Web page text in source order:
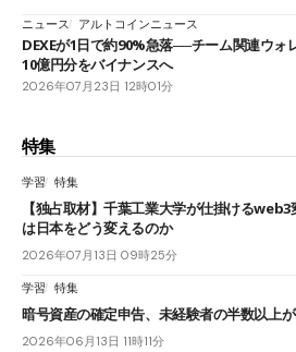
ニュース アルトコインニュース
DEXEが1日で約90%急落──チーム関連ウォ
10億円分をバイナンスへ
2026年07月23日 12時01分
特集
学習 特集
【独占取材】千葉工業大学が仕掛ける
は日本をどう変えるのか
2026年07月13日 09時25分
学習 特集
暗号資産の確定申告、未経験者の半数以上
2026年06月13日 11時11分